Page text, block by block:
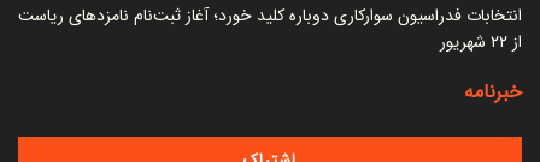
انتخابات فدراسیون سوارکاری دوباره کلید خورد؛ آغاز ثبت‌نام نامزدهای ریاست
از ۲۲ شهریور
خبرنامه